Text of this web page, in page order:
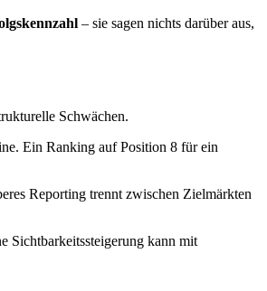
– sie sagen nichts darüber aus,
Schwächen.
Ein Ranking auf Position 8 für ein
Reporting trennt zwischen Zielmärkten
Sichtbarkeitssteigerung kann mit